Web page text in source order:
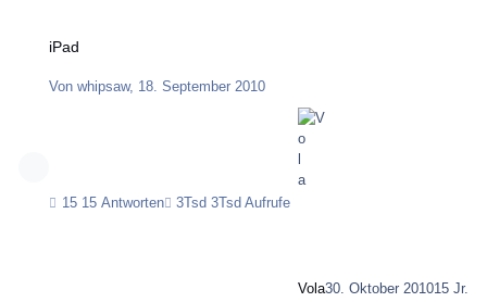
iPad
Von whipsaw, 18. September 2010
15 Antworten 3Tsd Aufrufe
Vola30. Oktober 201015 Jr.